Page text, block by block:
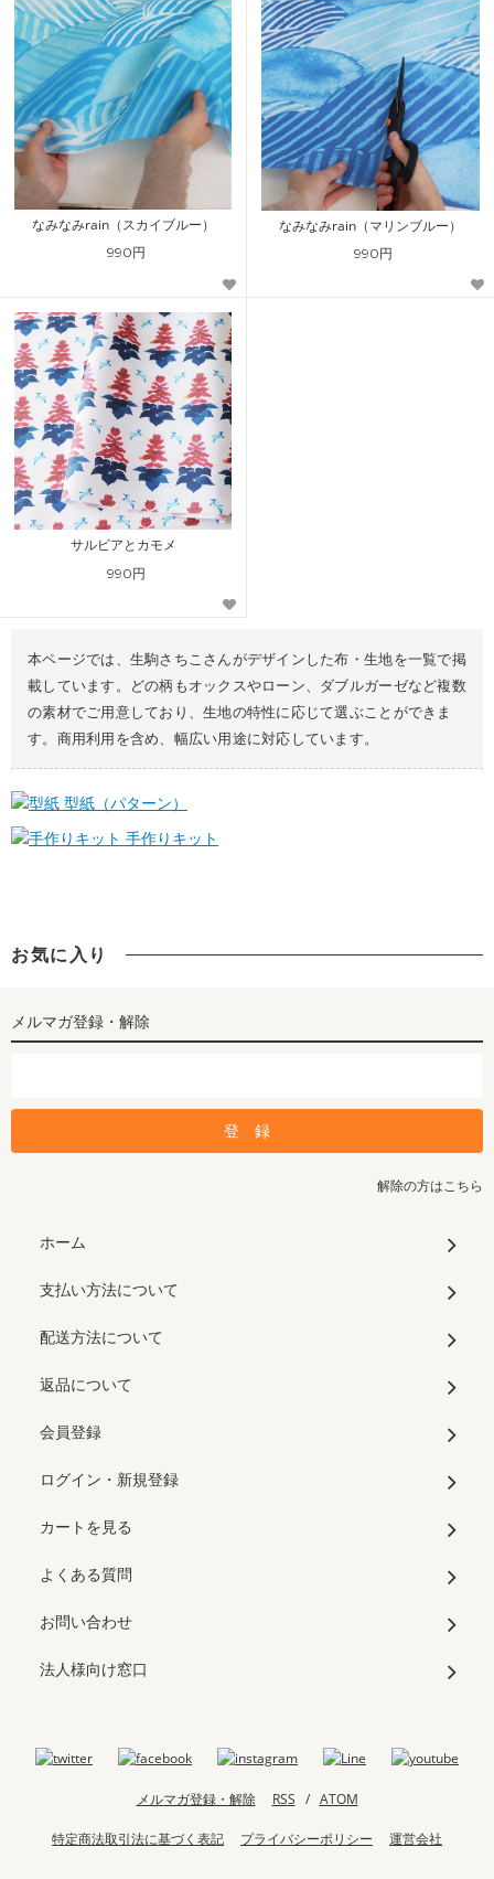
なみなみrain（スカイブルー）
990円
なみなみrain（マリンブルー）
990円
サルビアとカモメ
990円
本ページでは、生駒さちこさんがデザインした布・生地を一覧で掲
載しています。どの柄もオックスやローン、ダブルガーゼなど複数
の素材でご用意しており、生地の特性に応じて選ぶことができま
す。商用利用を含め、幅広い用途に対応しています。
型紙（パターン）
手作りキット
お気に入り
メルマガ登録・解除
解除の方はこちら
ホーム
支払い方法について
配送方法について
返品について
会員登録
ログイン・新規登録
カートを見る
よくある質問
お問い合わせ
法人様向け窓口
メルマガ登録・解除 RSS / ATOM
特定商法取引法に基づく表記 プライバシーポリシー 運営会社